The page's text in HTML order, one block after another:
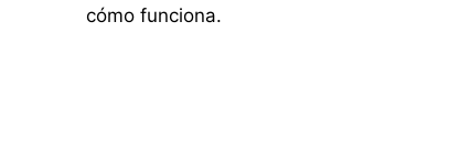
cómo funciona.